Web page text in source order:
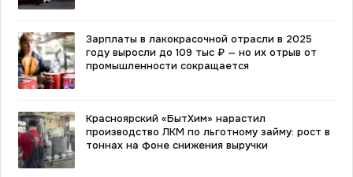
Зарплаты в лакокрасочной отрасли в 2025
году выросли до 109 тыс ₽ — но их отрыв от
промышленности сокращается
Красноярский «БытХим» нарастил
производство ЛКМ по льготному займу: рост в
тоннах на фоне снижения выручки